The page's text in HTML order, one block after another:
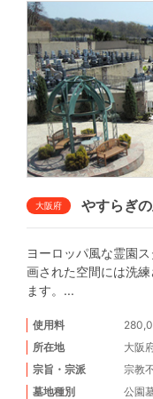
大阪府 やすらぎ
ヨーロッパ風な霊園
画された空間には洗
ます。...
使用料
所在地
大阪
宗旨・宗派
宗教
墓地種別
公園